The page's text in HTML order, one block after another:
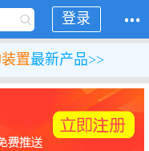
登录
置最新产品>>